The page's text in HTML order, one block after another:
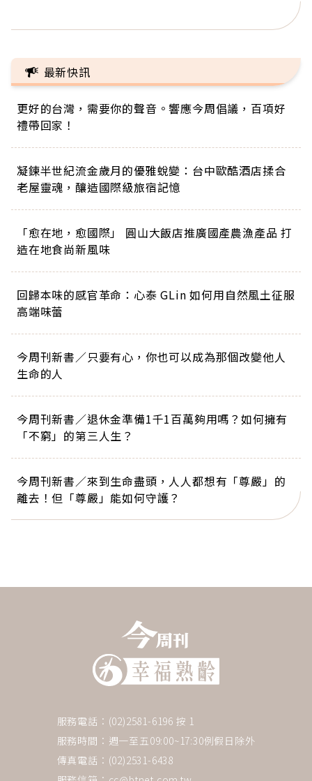
最新快訊
更好的台灣，需要你的聲音。響應今周倡議，百項好
禮帶回家！
凝鍊半世紀流金歲月的優雅蛻變：台中歐酷酒店揉合
老屋靈魂，釀造國際級旅宿記憶
「愈在地，愈國際」 圓山大飯店推廣國產農漁產品 打
造在地食尚新風味
回歸本味的感官革命：心泰 GLin 如何用自然風土征服
高端味蕾
今周刊新書／只要有心，你也可以成為那個改變他人
生命的人
今周刊新書／退休金準備1千1百萬夠用嗎？如何擁有
「不窮」的第三人生？
今周刊新書／來到生命盡頭，人人都想有「尊嚴」的
離去！但「尊嚴」能如何守護？
服務電話：(02)2581-6196 按 1
服務時間：週一至五09:00~17:30例假日除外
傳真電話：(02)2531-6438